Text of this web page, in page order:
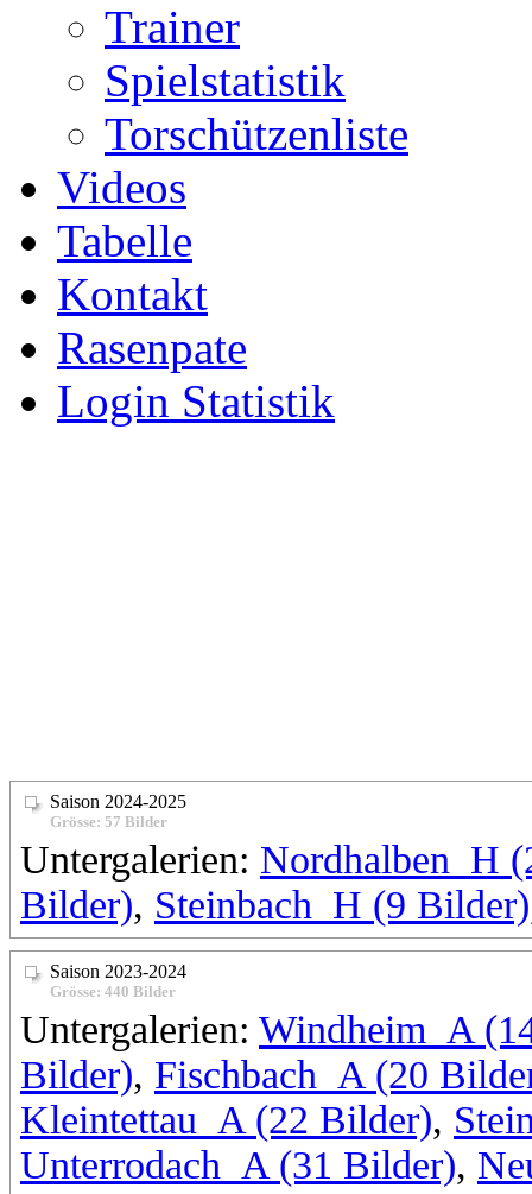
Trainer
Spielstatistik
Torschützenliste
Videos
Tabelle
Kontakt
Rasenpate
Login Statistik
Saison 2024-2025
Grösse: 57 Bilder
Untergalerien: Nordhalben_H
Bilder), Steinbach_H (9 Bilder)
Saison 2023-2024
Grösse: 440 Bilder
Untergalerien: Windheim_A
Bilder), Fischbach_A (20
Kleintettau_A (22 Bilder),
Unterrodach_A (31 Bilder),